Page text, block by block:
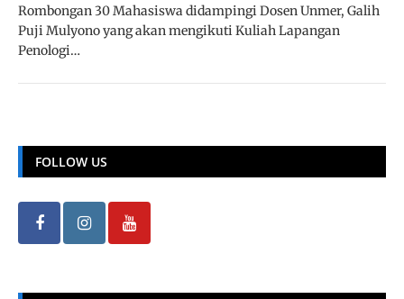
Rombongan 30 Mahasiswa didampingi Dosen Unmer, Galih
Puji Mulyono yang akan mengikuti Kuliah Lapangan
Penologi…
FOLLOW US